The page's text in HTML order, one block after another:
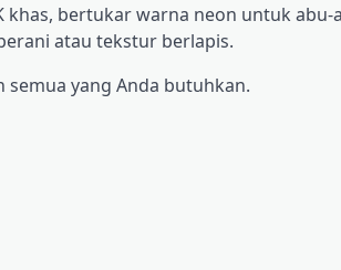
bertukar warna neon untuk
atau tekstur berlapis.
semua yang Anda butuhkan.